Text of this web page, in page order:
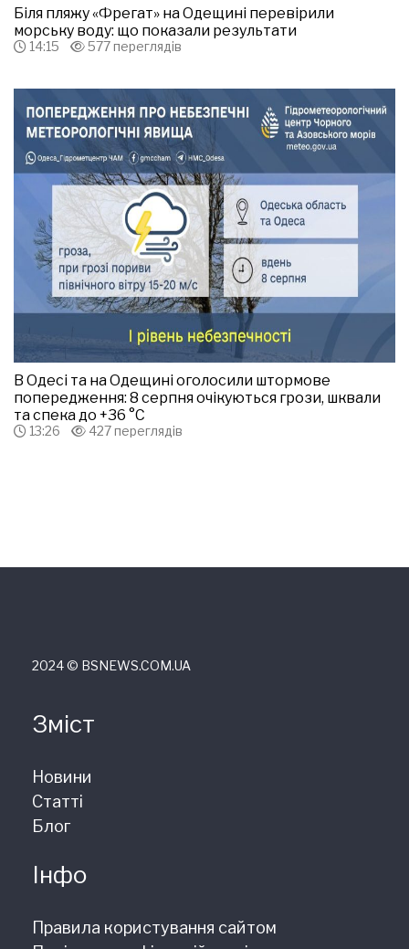
Біля пляжу «Фрегат» на Одещині перевірили
морську воду: що показали результати
14:15 577 переглядів
В Одесі та на Одещині оголосили штормове
попередження: 8 серпня очікуються грози, шквали
та спека до +36 °С
13:26 427 переглядів
2024 © ВSNEWS.COM.UA
Зміст
Новини
Статті
Блог
Інфо
Правила користування сайтом